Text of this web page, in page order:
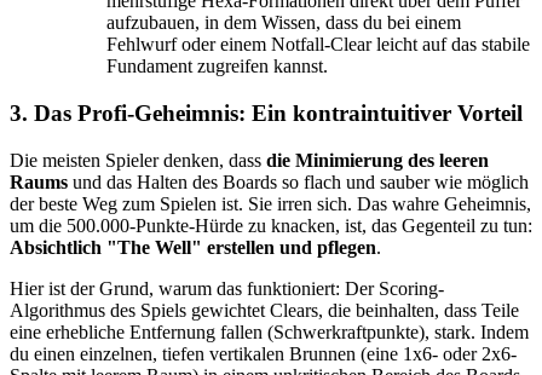
aufzubauen, in dem Wissen, dass du bei einem
Fehlwurf oder einem Notfall-Clear leicht auf das stabile
Fundament zugreifen kannst.
3. Das Profi-Geheimnis: Ein kontraintuitiver Vorteil
Die meisten Spieler denken, dass die Minimierung des leeren
Raums und das Halten des Boards so flach und sauber wie möglich
der beste Weg zum Spielen ist. Sie irren sich. Das wahre Geheimnis,
um die 500.000-Punkte-Hürde zu knacken, ist, das Gegenteil zu tun:
Absichtlich "The Well" erstellen und pflegen.
Hier ist der Grund, warum das funktioniert: Der Scoring-
Algorithmus des Spiels gewichtet Clears, die beinhalten, dass Teile
eine erhebliche Entfernung fallen (Schwerkraftpunkte), stark. Indem
du einen einzelnen, tiefen vertikalen Brunnen (eine 1x6- oder 2x6-